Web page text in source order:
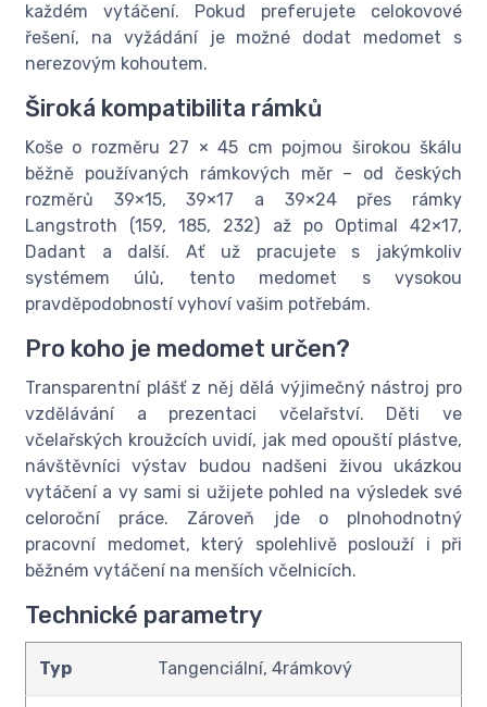
každém vytáčení. Pokud preferujete celokovové
řešení, na vyžádání je možné dodat medomet s
nerezovým kohoutem.
Široká kompatibilita rámků
Koše o rozměru 27 × 45 cm pojmou širokou škálu
běžně používaných rámkových měr – od českých
rozměrů 39×15, 39×17 a 39×24 přes rámky
Langstroth (159, 185, 232) až po Optimal 42×17,
Dadant a další. Ať už pracujete s jakýmkoliv
systémem úlů, tento medomet s vysokou
pravděpodobností vyhoví vašim potřebám.
Pro koho je medomet určen?
Transparentní plášť z něj dělá výjimečný nástroj pro
vzdělávání a prezentaci včelařství. Děti ve
včelařských kroužcích uvidí, jak med opouští plástve,
návštěvníci výstav budou nadšeni živou ukázkou
vytáčení a vy sami si užijete pohled na výsledek své
celoroční práce. Zároveň jde o plnohodnotný
pracovní medomet, který spolehlivě poslouží i při
běžném vytáčení na menších včelnicích.
Technické parametry
Typ Tangenciální, 4rámkový